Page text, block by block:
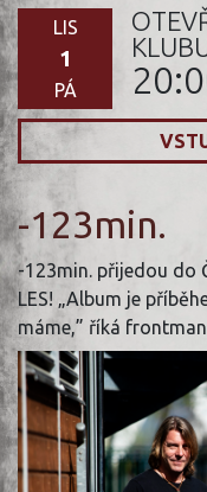
LIS
1
PÁ
-123min.
-123min. přijedou do
LES! „Album je
máme,” říká